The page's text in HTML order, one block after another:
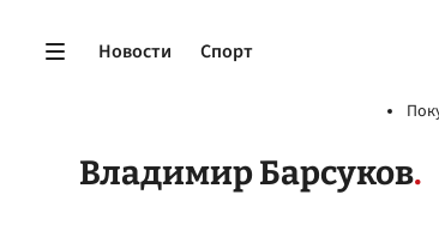
Новости Спорт
Владимир Барсуков